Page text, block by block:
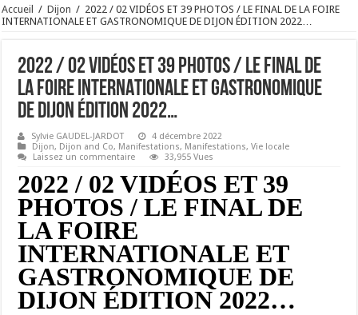
Accueil / Dijon / 2022 / 02 VIDÉOS ET 39 PHOTOS / LE FINAL DE LA FOIRE
INTERNATIONALE ET GASTRONOMIQUE DE DIJON ÉDITION 2022…
2022 / 02 VIDÉOS ET 39 PHOTOS / LE FINAL DE
LA FOIRE INTERNATIONALE ET GASTRONOMIQUE
DE DIJON ÉDITION 2022…
Sylvie GAUDEL-JARDOT
4 décembre 2022
Dijon, Dijon and Co, Manifestations, Manifestations,Vie locale
Laissez un commentaire
33,955 Vues
2022 / 02 VIDÉOS ET 39
PHOTOS / LE FINAL DE
LA FOIRE
INTERNATIONALE ET
GASTRONOMIQUE DE
DIJON ÉDITION 2022…